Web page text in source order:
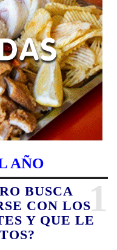
AÑO
1
BUSCA
CON LOS
Y QUE LE